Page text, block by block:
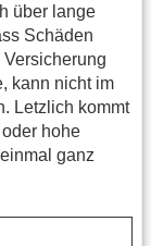
über lange
Schäden
kann nicht im
Letzlich kommt
hohe
ganz